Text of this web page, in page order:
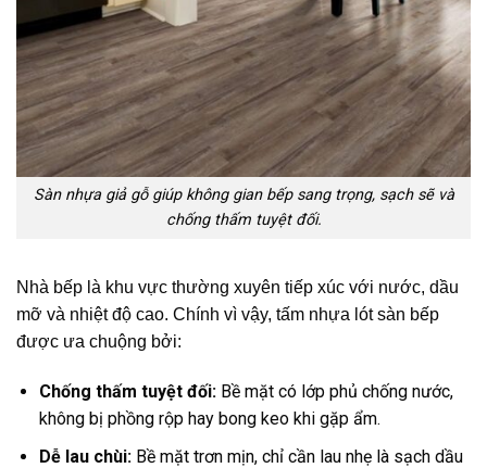
Sàn nhựa giả gỗ giúp không gian bếp sang trọng, sạch sẽ và
chống thấm tuyệt đối.
Nhà bếp là khu vực thường xuyên tiếp xúc với nước, dầu
mỡ và nhiệt độ cao. Chính vì vậy, tấm nhựa lót sàn bếp
được ưa chuộng bởi:
Chống thấm tuyệt đối:Bề mặt có lớp phủ chống nước,
không bị phồng rộp hay bong keo khi gặp ẩm.
Dễ lau chùi:Bề mặt trơn mịn, chỉ cần lau nhẹ là sạch dầu